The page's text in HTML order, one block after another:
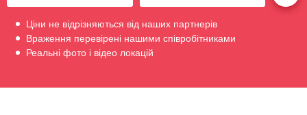
Ціни не відрізняються від наших партнерів
Враження перевірені нашими співробітниками
Реальні фото і відео локацій